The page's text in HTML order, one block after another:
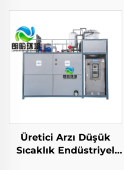
Üretici Arzı Düşük
Sıcaklık Endüstriyel